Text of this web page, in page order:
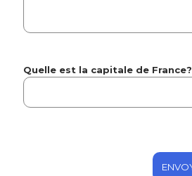
Quelle est la capitale de France?